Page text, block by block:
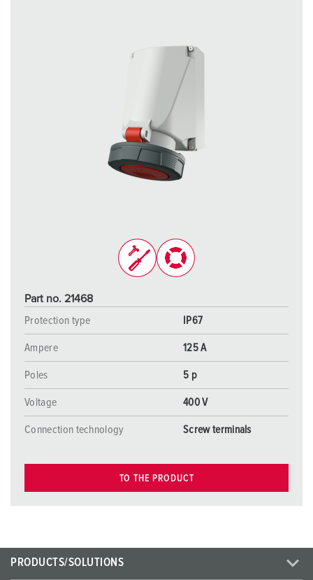
Part no. 21468
Protection type
IP67
Ampere 125 A
Poles 5 p
Voltage 400 V
Connection technology Screw terminals
TO THE PRODUCT
PRODUCTS/SOLUTIONS